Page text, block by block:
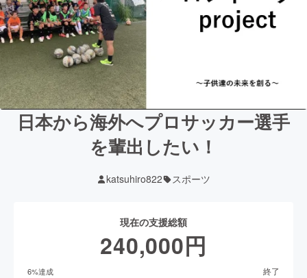
日本から海外へプロサッカー選手
を輩出したい！
katsuhiro822 スポーツ
現在の支援総額
240,000円
6%達成 終了